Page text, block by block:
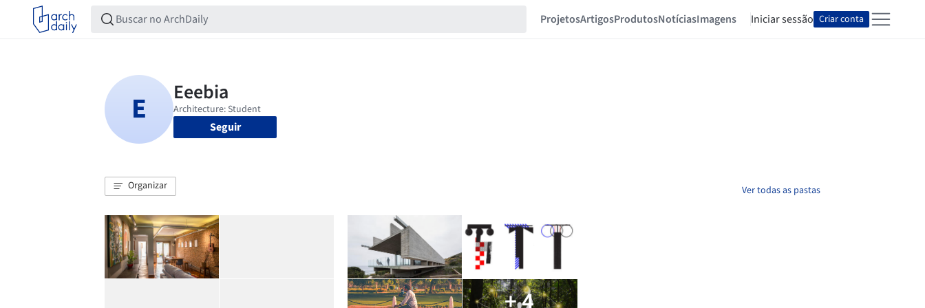
ProjetosArtigosProdutosNotíciasImagens Iniciar sessão Criar conta
Seguir
Organizar Ver todas as pastas